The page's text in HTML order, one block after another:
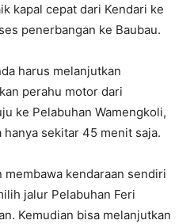
kapal cepat dari Kendari ke
penerbangan ke Baubau.
harus melanjutkan
perahu motor dari
ke Pelabuhan Wamengkoli,
sekitar 45 menit saja.
kendaraan sendiri
jalur Pelabuhan Feri
Kemudian bisa melanjutkan